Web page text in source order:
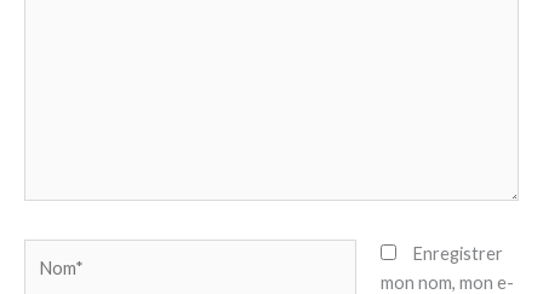
Enregistrer
mon nom, mon e-